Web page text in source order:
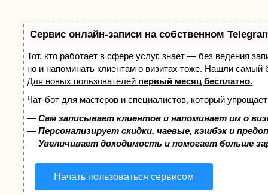
Сервис онлайн-записи на собственном
Тот, кто работает в сфере услуг, знает — без ведения
но и напоминать клиентам о визитах тоже. Нашли
Для новых пользователей первый месяц бесплатно.
Чат-бот для мастеров и специалистов, который
—Сам записывает клиентов и напоминает им о
—Персонализирует скидки, чаевые, кэшбэк и
—Увеличивает доходимость и помогает больше
Начать пользоваться сервисом